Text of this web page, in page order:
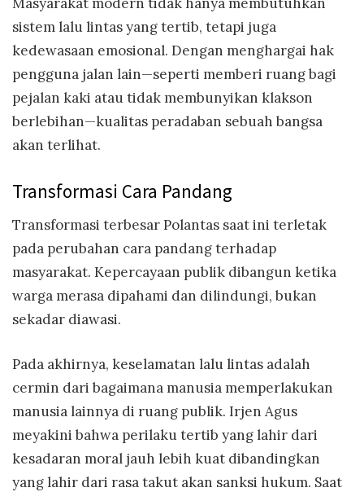
sistem lalu lintas yang tertib, tetapi juga
kedewasaan emosional. Dengan menghargai hak
pengguna jalan lain—seperti memberi ruang bagi
pejalan kaki atau tidak membunyikan klakson
berlebihan—kualitas peradaban sebuah bangsa
akan terlihat.
Transformasi Cara Pandang
Transformasi terbesar Polantas saat ini terletak
pada perubahan cara pandang terhadap
masyarakat. Kepercayaan publik dibangun ketika
warga merasa dipahami dan dilindungi, bukan
sekadar diawasi.
Pada akhirnya, keselamatan lalu lintas adalah
cermin dari bagaimana manusia memperlakukan
manusia lainnya di ruang publik. Irjen Agus
meyakini bahwa perilaku tertib yang lahir dari
kesadaran moral jauh lebih kuat dibandingkan
yang lahir dari rasa takut akan sanksi hukum. Saat